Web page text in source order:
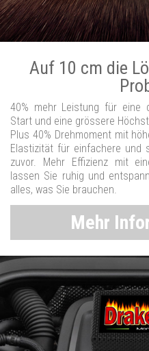
Auf 10 cm die
40% mehr Leistung für eine
Start und eine grössere
Plus 40% Drehmoment mit
Elastizität für einfachere und
zuvor. Mehr Effizienz mit
lassen Sie ruhig und
alles, was Sie brauchen.
Mehr